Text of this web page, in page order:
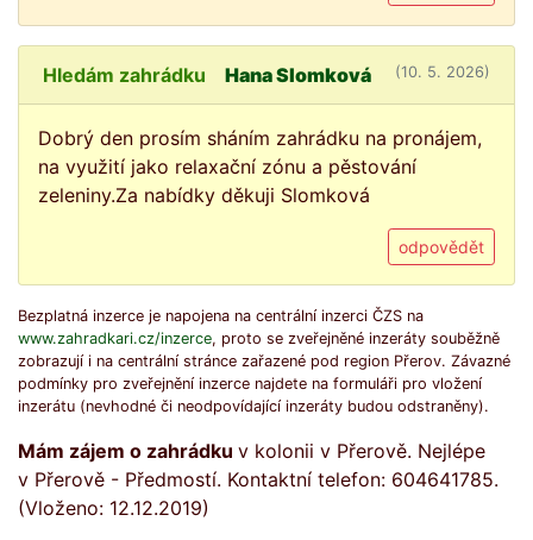
Hledám zahrádku Hana Slomková (10. 5. 2026)
Dobrý den prosím sháním zahrádku na pronájem,
na využití jako relaxační zónu a pěstování
zeleniny.Za nabídky děkuji Slomková
odpovědět
Bezplatná inzerce je napojena na centrální inzerci ČZS na
www.zahradkari.cz/inzerce, proto se zveřejněné inzeráty souběžně
zobrazují i na centrální stránce zařazené pod region Přerov. Závazné
podmínky pro zveřejnění inzerce najdete na formuláři pro vložení
inzerátu (nevhodné či neodpovídající inzeráty budou odstraněny).
Mám zájem o zahrádku v kolonii v Přerově. Nejlépe
v Přerově - Předmostí. Kontaktní telefon: 604641785.
(Vloženo: 12.12.2019)